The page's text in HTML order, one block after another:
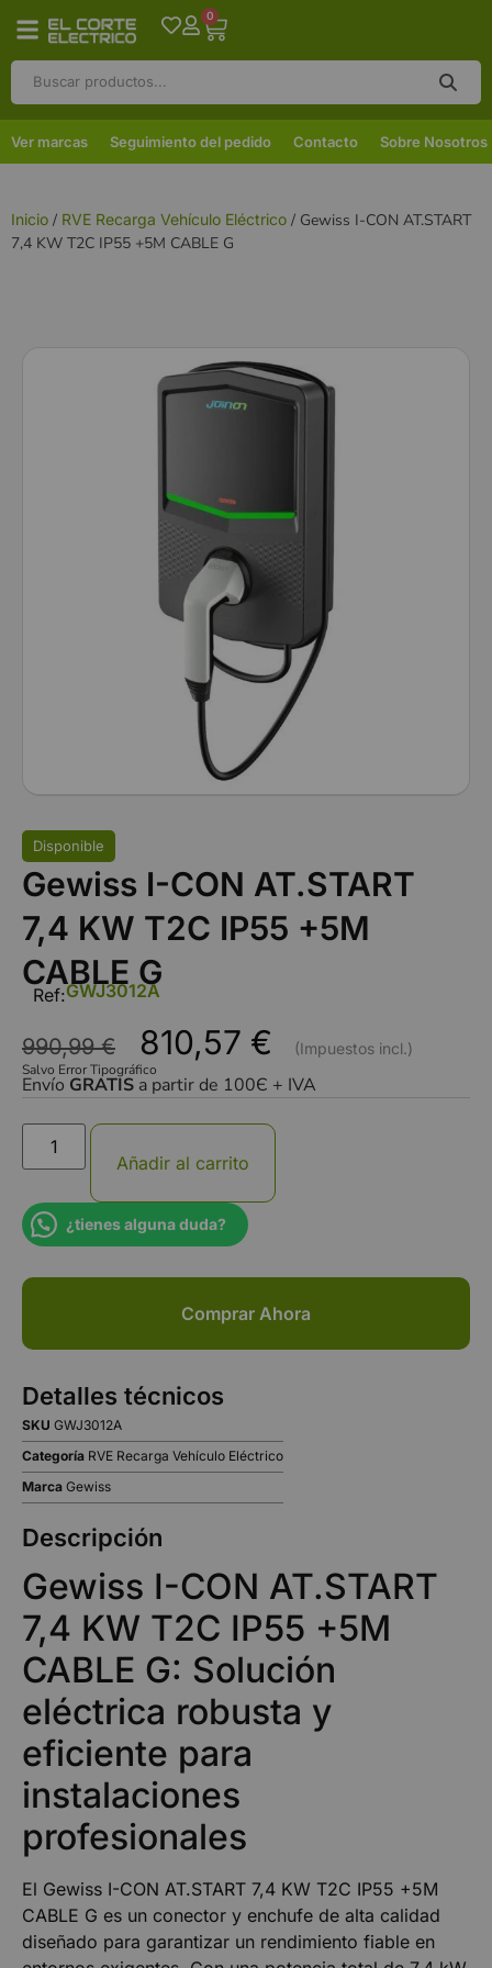
0
Ver marcas Seguimiento del pedido Contacto Sobre Nosotros
Inicio / RVE Recarga Vehículo Eléctrico / Gewiss I-CON AT.START
7,4 KW T2C IP55 +5M CABLE G
Disponible
Gewiss I-CON AT.START
7,4 KW T2C IP55 +5M
CABLE G
Ref:GWJ3012A
990,99€ 810,57 €
Salvo Error Tipográfico
Envío GRATIS a partir de 100Є + IVA
Añadir al carrito
¿tienes alguna duda?
Comprar Ahora
Detalles técnicos
SKU GWJ3012A
Categoría RVE Recarga Vehículo Eléctrico
Marca Gewiss
Descripción
Gewiss I-CON AT.START
7,4 KW T2C IP55 +5M
CABLE G: Solución
eléctrica robusta y
eficiente para
instalaciones
profesionales
El Gewiss I-CON AT.START 7,4 KW T2C IP55 +5M
CABLE G es un conector y enchufe de alta calidad
diseñado para garantizar un rendimiento fiable en